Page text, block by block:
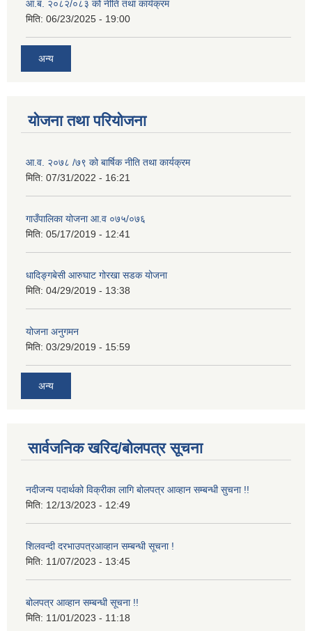
आ.ब. २०८२/०८३ को नीति तथा कार्यक्रम
मिति: 06/23/2025 - 19:00
अन्य
योजना तथा परियोजना
आ.व. २०७८ /७९ को बार्षिक नीति तथा कार्यक्रम
मिति: 07/31/2022 - 16:21
गाउँपालिका योजना आ.व ०७५/०७६
मिति: 05/17/2019 - 12:41
धादिङ्गबेसी आरुघाट गोरखा सडक योजना
मिति: 04/29/2019 - 13:38
योजना अनुगमन
मिति: 03/29/2019 - 15:59
अन्य
सार्वजनिक खरिद/बोलपत्र सूचना
नदीजन्य पदार्थको विक्रीका लागि बोलपत्र आव्हान सम्बन्धी सुचना !!
मिति: 12/13/2023 - 12:49
शिलवन्दी दरभाउपत्रआव्हान सम्बन्धी सूचना !
मिति: 11/07/2023 - 13:45
बोलपत्र आव्हान सम्बन्धी सूचना !!
मिति: 11/01/2023 - 11:18